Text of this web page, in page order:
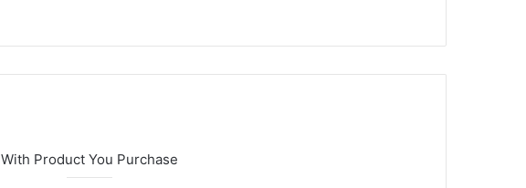
With Product You Purchase